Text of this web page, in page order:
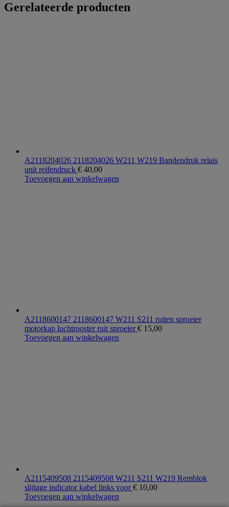
Gerelateerde producten
A2118204026 2118204026 W211 W219 Bandendruk relais
unit reifendruck € 40,00
Toevoegen aan winkelwagen
A2118600147 2118600147 W211 S211 ruiten sproeier
motorkap luchtrooster ruit sproeier€ 15,00
Toevoegen aan winkelwagen
A2115409508 2115409508 W211 S211 W219 Remblok
slijtage indicator kabel links voor€ 10,00
Toevoegen aan winkelwagen